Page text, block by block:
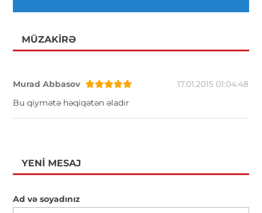
MÜZAKIRƏ
Murad Abbasov
17.01.2015 01:04:48
Bu qiymətə həqiqətən əladır
YENI MESAJ
Ad və soyadınız